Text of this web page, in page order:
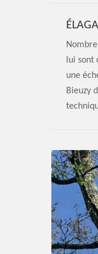
lui
une
Bieuzy